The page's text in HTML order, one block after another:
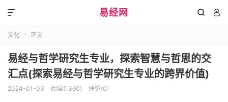
易经网  

文化  正文
易经与哲学研究生专业，探索智慧与哲思的交
汇点(探索易经与哲学研究生专业的跨界价值)
2024-01-03 阅读(1360) 评论(0)